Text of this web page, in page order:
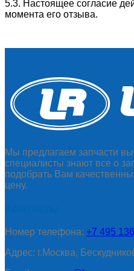
5.3. Настоящее согласие
момента его отзыва.
Мы предлагаем запчасти
специалисты знают все о
подобрать Вам
цену.
Номер телефона: +7 495
Адрес: г.Москва,